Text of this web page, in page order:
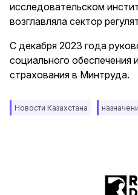
исследовательском
возглавляла сектор
С декабря 2023 года
социального обеспечения
страхования в Минтруда.
Новости Казахстана